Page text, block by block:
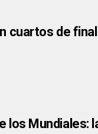
cuartos de final
Mundiales: